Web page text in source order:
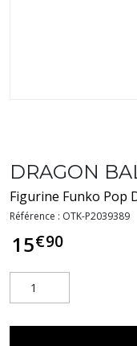
DRAGON
Figurine Funko Pop
Référence : OTK-P2039389
15€90